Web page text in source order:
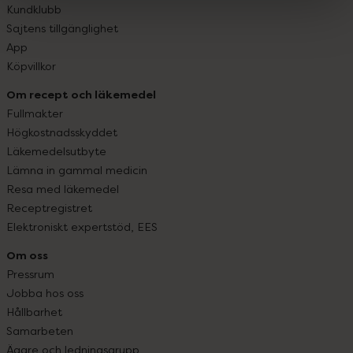
Kundklubb
Sajtens tillgänglighet
App
Köpvillkor
Om recept och läkemedel
Fullmakter
Högkostnadsskyddet
Läkemedelsutbyte
Lämna in gammal medicin
Resa med läkemedel
Receptregistret
Elektroniskt expertstöd, EES
Om oss
Pressrum
Jobba hos oss
Hållbarhet
Samarbeten
Ägare och ledningsgrupp